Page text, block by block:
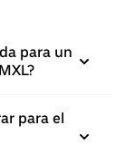
para un
para el